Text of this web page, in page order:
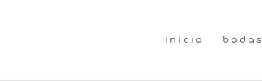
inicio bodas